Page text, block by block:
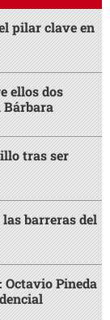
pilar clave en
ellos dos
Bárbara
tras ser
barreras del
Octavio Pineda